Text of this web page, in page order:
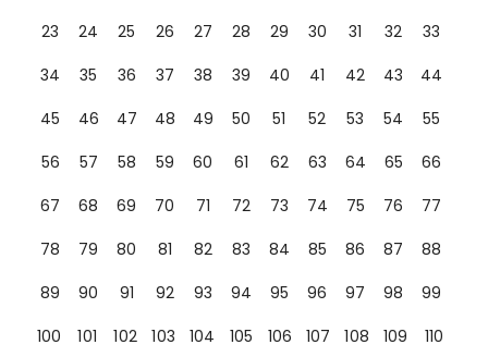
23
24 25 26 27 28 29 30 31 32
33
34
35 36 37 38 39 40 41 42 43
44
45
46 47 48 49 50 51 52 53 54
55
56
57 58 59 60 61 62 63 64 65
66
67
68 69 70 71 72 73 74 75 76
77
78
79 80 81 82 83 84 85 86 87
88
89
90 91 92 93 94 95 96 97 98
99
100
101 102 103 104 105 106 107 108 109
110